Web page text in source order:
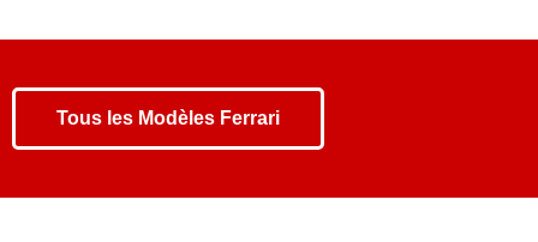
Tous les Modèles Ferrari